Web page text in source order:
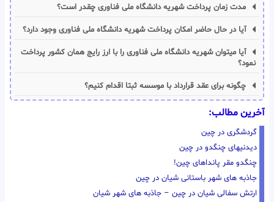
مدت زمان پرداخت شهریه دانشگاه ملی فناوری چقدر است؟
آیا در حال حاضر امکان پرداخت شهریه دانشگاه ملی فناوری وجود دارد؟
آیا میتوان شهریه دانشگاه ملی فناوری را با ارز رایج همان کشور پرداخت
نمود؟
چگونه برای عقد قرارداد با موسسه ثبتا اقدام کنیم؟
آخرین مطالب:
گردشگری در چین
دیدنیهای چنگدو در چین
چنگدو مقر پانداهای چین!
جاذبه های شهر باستانی شیان در چین
ارتش سفالی شیان در چین – جاذبه های شهر شیان